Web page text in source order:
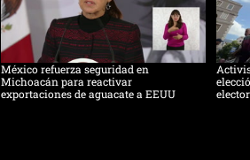
México refuerza seguridad en
Michoacán para reactivar
exportaciones de aguacate a EEUU